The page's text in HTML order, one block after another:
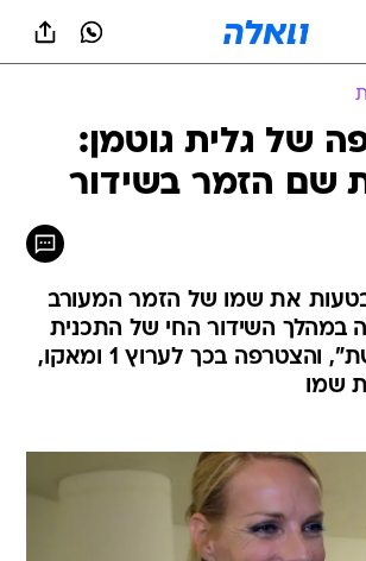
של גלית גוטמן:
שם הזמר בשידור
בטעות את שמו של הזמר המעורב
במהלך השידור החי של התכנית
"הבוקר של קשת", והצטרפה בכך לערוץ 1 ומאקו,
שמו